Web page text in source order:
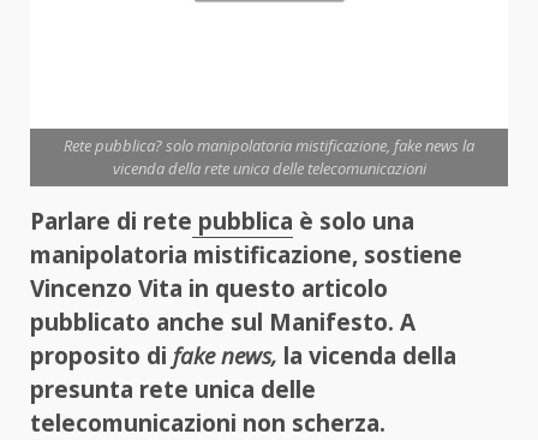
Rete pubblica? solo manipolatoria mistificazione, fake news la
vicenda della rete unica delle telecomunicazioni
Parlare di rete pubblica è solo una
manipolatoria mistificazione, sostiene
Vincenzo Vita in questo articolo
pubblicato anche sul Manifesto. A
proposito di fake news, la vicenda della
presunta rete unica delle
telecomunicazioni non scherza.